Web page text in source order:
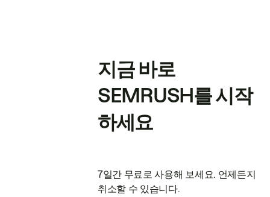
지금 바로
SEMRUSH를 시작
하세요
7일간 무료로 사용해 보세요. 언제든지
취소할 수 있습니다.